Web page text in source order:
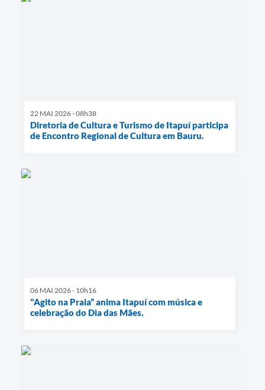
22 MAI 2026 - 08h38
Diretoria de Cultura e Turismo de Itapuí participa
de Encontro Regional de Cultura em Bauru.
06 MAI 2026 - 10h16
"Agito na Praia” anima Itapuí com música e
celebração do Dia das Mães.